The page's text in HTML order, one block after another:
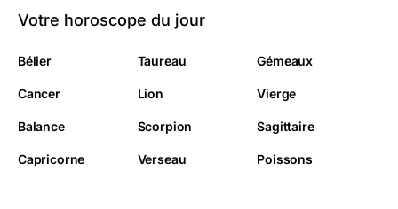
Votre horoscope du jour
Bélier Taureau Gémeaux
Cancer Lion Vierge
Balance Scorpion Sagittaire
Capricorne Verseau Poissons